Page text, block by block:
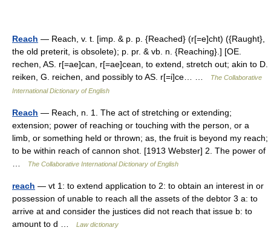
Reach — Reach, v. t. [imp. & p. p. {Reached} (r[=e]cht) ({Raught},
the old preterit, is obsolete); p. pr. & vb. n. {Reaching}.] [OE.
rechen, AS. r[=ae]can, r[=ae]cean, to extend, stretch out; akin to D.
reiken, G. reichen, and possibly to AS. r[=i]ce… …
The Collaborative
International Dictionary of English
Reach — Reach, n. 1. The act of stretching or extending;
extension; power of reaching or touching with the person, or a
limb, or something held or thrown; as, the fruit is beyond my reach;
to be within reach of cannon shot. [1913 Webster] 2. The power of
The Collaborative International Dictionary of English
reach — vt 1: to extend application to 2: to obtain an interest in or
possession of unable to reach all the assets of the debtor 3 a: to
arrive at and consider the justices did not reach that issue b: to
amount to d …
Law dictionary